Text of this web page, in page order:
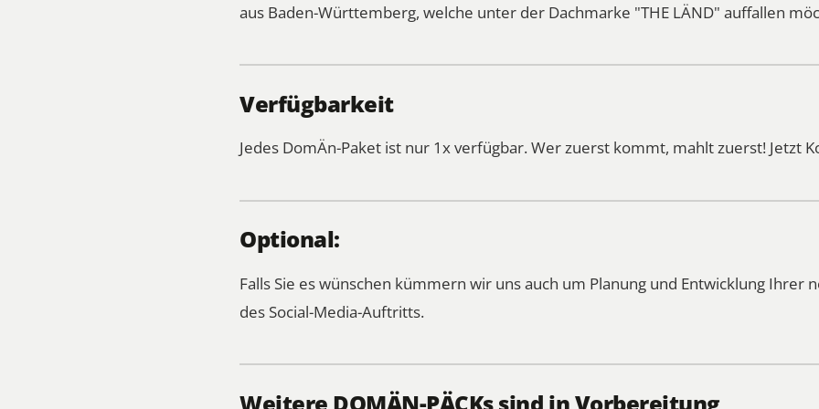
aus Baden-Württemberg, welche unter der Dachmarke "THE LÄND" auffallen
Verfügbarkeit
Jedes DomÄn-Paket ist nur 1x verfügbar. Wer zuerst kommt, mahlt zuerst! Jetzt
Optional:
Falls Sie es wünschen kümmern wir uns auch um Planung und Entwicklung Ihrer
des Social-Media-Auftritts.
Weitere DOMÄN-PÄCKs sind in Vorbereitung